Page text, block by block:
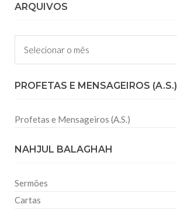
ARQUIVOS
Arquivos
PROFETAS E MENSAGEIROS (A.S.)
Profetas e Mensageiros (A.S.)
NAHJUL BALAGHAH
Sermões
Cartas